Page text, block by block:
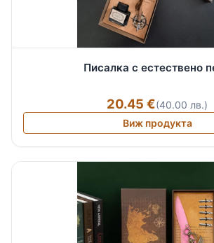
Писалка с естествено
20.45 €(40.00 лв.)
Виж продукта